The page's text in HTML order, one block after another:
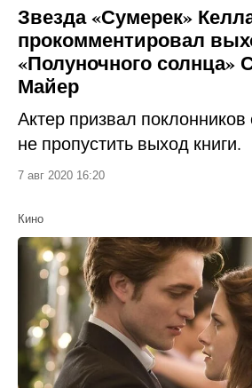
Звезда «Сумерек»
прокомментировал
«Полуночного солнца»
Майер
Актер призвал поклонников
не пропустить выход книги.
7 авг 2020 16:20
Кино